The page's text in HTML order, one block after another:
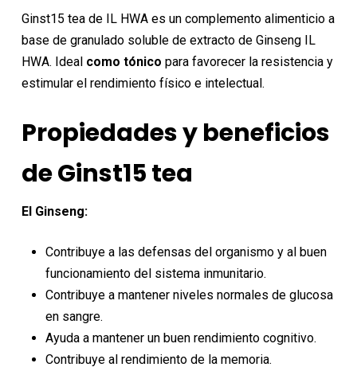
original
era:
11,73€.
actual
es:
10,55€.
Ginst15 tea de IL HWA es un complemento alimenticio a
base de granulado soluble de extracto de Ginseng IL
HWA. Ideal como tónico para favorecer la resistencia y
estimular el rendimiento físico e intelectual.
Propiedades y beneficios
de Ginst15 tea
El Ginseng:
Contribuye a las defensas del organismo y al buen
funcionamiento del sistema inmunitario.
Contribuye a mantener niveles normales de glucosa
en sangre.
Ayuda a mantener un buen rendimiento cognitivo.
Contribuye al rendimiento de la memoria.